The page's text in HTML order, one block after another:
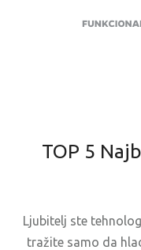
TOP 5
Ljubitelj ste
tražite samo da